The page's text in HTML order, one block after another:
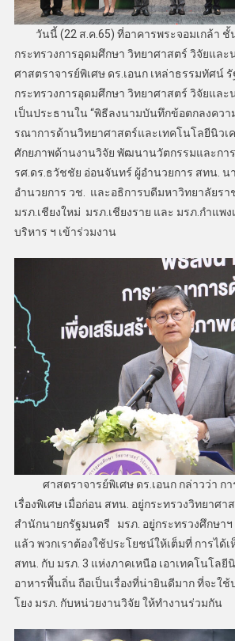
วันนี้ (22 ส.ค.65) ที่อาคารพระจอมเกล้า
กระทรวงการอุดมศึกษา วิทยาศาสตร์ วิจัยและ
ศาสตราจารย์พิเศษ ดร.เอนก เหล่าธรรมทัศน์
กระทรวงการอุดมศึกษา วิทยาศาสตร์ วิจัยและ
เป็นประธานใน “พิธีลงนามบันทึกข้อตกลงควา
รณาการด้านวิทยาศาสตร์และเทคโนโลยีนิวเค
ศักยภาพด้านงานวิจัย พัฒนานวัตกรรมและกา
รศ.ดร.ธวัชชัย อ่อนจันทร์ ผู้อำนวยการ สทน. น
อำนวยการ วช. และอธิการบดีมหาวิทยาลัยรา
มรภ.เชียงใหม่ มรภ.เชียงราย และ มรภ.กำแพ
บริหาร ฯ เข้าร่วมงาน
ศาสตราจารย์พิเศษ ดร.เอนก กล่าวว่า การ
เรื่องพิเศษ เมื่อก่อน สทน. อยู่กระทรวงวิทยาศ
สำนักนายกรัฐมนตรี มรภ. อยู่กระทรวงศึกษา
แล้ว พวกเราต้องใช้ประโยชน์ให้เต็มที่ การได้
สทน. กับ มรภ. 3 แห่งภาคเหนือ เอาเทคโนโลยี
อาหารพื้นถิ่น ถือเป็นเรื่องที่น่ายินดีมาก ที่จะใ
โยง มรภ. กับหน่วยงานวิจัย ให้ทำงานร่วมกัน